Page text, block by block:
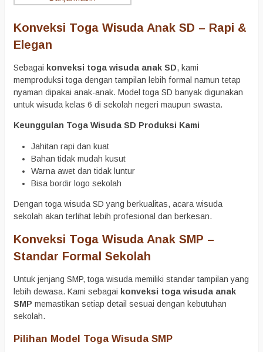
Konveksi Toga Wisuda Anak SD – Rapi &
Elegan
Sebagai konveksi toga wisuda anak SD, kami
memproduksi toga dengan tampilan lebih formal namun tetap
nyaman dipakai anak-anak. Model toga SD banyak digunakan
untuk wisuda kelas 6 di sekolah negeri maupun swasta.
Keunggulan Toga Wisuda SD Produksi Kami
Jahitan rapi dan kuat
Bahan tidak mudah kusut
Warna awet dan tidak luntur
Bisa bordir logo sekolah
Dengan toga wisuda SD yang berkualitas, acara wisuda
sekolah akan terlihat lebih profesional dan berkesan.
Konveksi Toga Wisuda Anak SMP –
Standar Formal Sekolah
Untuk jenjang SMP, toga wisuda memiliki standar tampilan yang
lebih dewasa. Kami sebagai konveksi toga wisuda anak
SMP memastikan setiap detail sesuai dengan kebutuhan
sekolah.
Pilihan Model Toga Wisuda SMP